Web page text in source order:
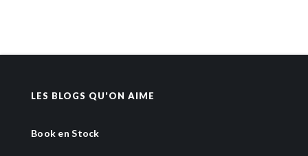
LES BLOGS QU'ON AIME
Book en Stock